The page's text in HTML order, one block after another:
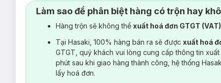
Làm sao để phân biệt hàng có trộn hay
Hàng trộn sẽ không thể xuất hoá đơn GTGT
Tại Hasaki, 100% hàng bán ra sẽ được xuất hoá
GTGT, quý khách vui lòng cung cấp thông tin
phút sau khi giao hàng thành công, hệ thống
lấy hoá đơn.